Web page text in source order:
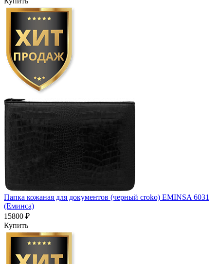
Папка кожаная для документов (черный croko) EMINSA 6031
(Еминса)
15800 ₽
Купить